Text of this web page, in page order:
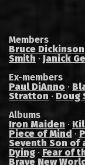
Members
Bruce Dickinson
Smith · Janick
Ex-members
Paul DiAnno ·
Stratton · Doug
Albums
Iron Maiden ·
Piece of Mind ·
Seventh Son of
Dying · Fear of
Brave New World